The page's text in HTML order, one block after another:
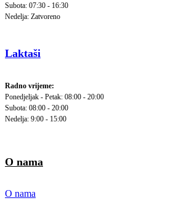
Subota: 07:30 - 16:30
Nedelja: Zatvoreno
Laktaši
Radno vrijeme:
Ponedjeljak - Petak: 08:00 - 20:00
Subota: 08:00 - 20:00
Nedelja: 9:00 - 15:00
O nama
O nama